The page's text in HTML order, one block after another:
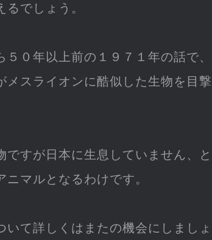
でしょう。
０年以上前の１９７１年の話で、
メスライオンに酷似した生物を目撃
ですが日本に生息していません、と
マルとなるわけです。
いて詳しくはまたの機会にしましょ